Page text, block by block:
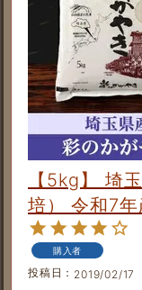
【5kg】 埼
培） 令和7年
購入者
投稿日 2019/02/17